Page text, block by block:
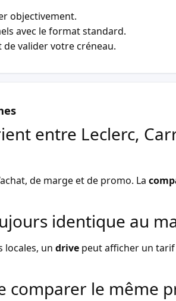
objectivement.
avec le format standard.
valider votre créneau.
entre Leclerc,
de marge et de promo. La
identique au
locales, un drive peut afficher un tarif
comparer le même